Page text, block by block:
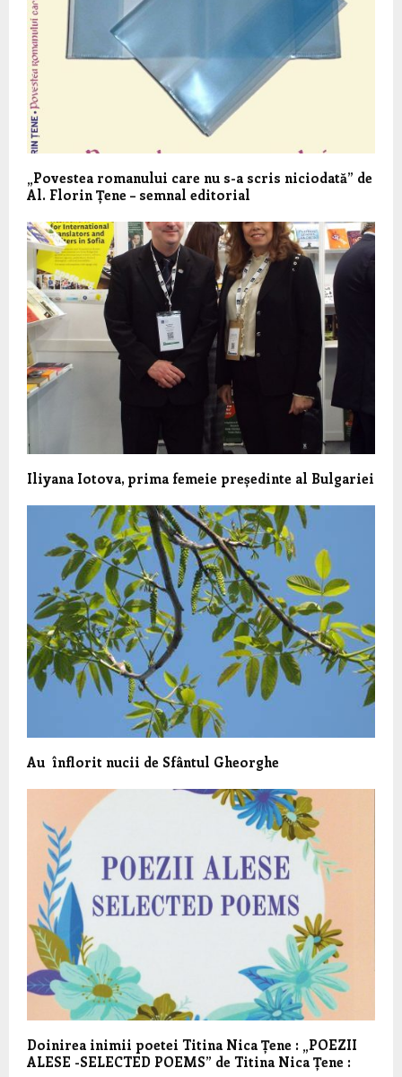
„Povestea romanului care nu s-a scris niciodată” de
Al. Florin Țene – semnal editorial
Iliyana Iotova, prima femeie președinte al Bulgariei
Au înflorit nucii de Sfântul Gheorghe
Doinirea inimii poetei Titina Nica Țene : „POEZII
ALESE -SELECTED POEMS” de Titina Nica Țene :